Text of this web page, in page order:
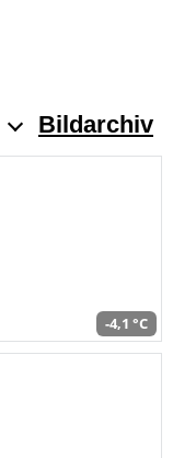
Bildarchiv
-4,1 °C